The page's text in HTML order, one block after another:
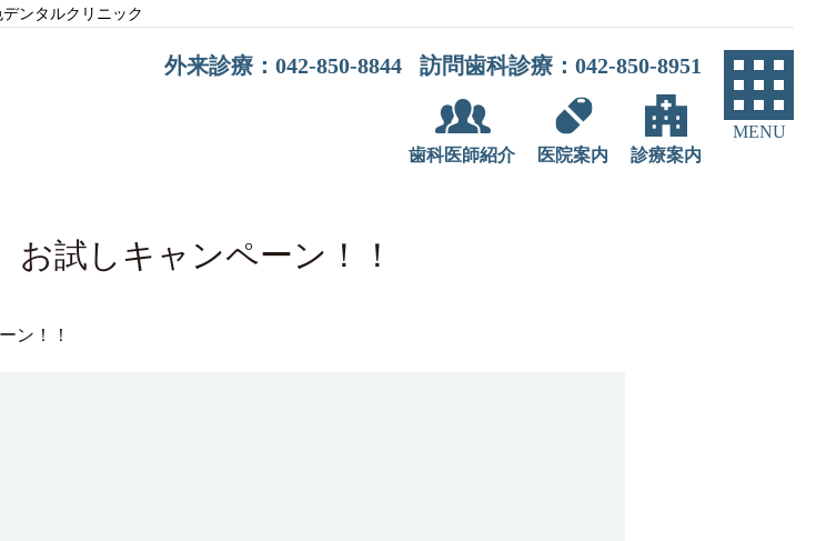
ンタルクリニック
外来診療：042-850-8844 訪問歯科診療：042-850-8951
歯科医師紹介 医院案内 診療案内
MENU
試しキャンペーン！！
ン！！